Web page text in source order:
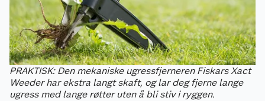
PRAKTISK: Den mekaniske ugressfjerneren Fiskars Xact
Weeder har ekstra langt skaft, og lar deg fjerne lange
ugress med lange røtter uten å bli stiv i ryggen.